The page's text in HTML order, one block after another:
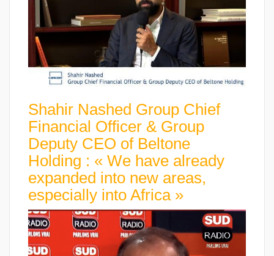
Shahir Nashed Group Chief
Financial Officer & Group
Deputy CEO of Beltone
Holding : « We have already
expanded into new areas,
especially into Africa »